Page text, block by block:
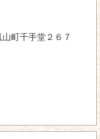
町千手堂２６７